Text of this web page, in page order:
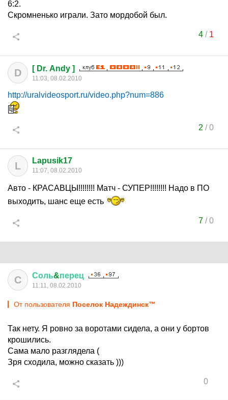
6:2.
Скромненько играли. Зато мордобой был.
4/ 1
D [ Dr. Andy ]
11:03, 08.02.2010
http://uralvideosport.ru/video.php?num=886
2 /0
L Lapusik17
11:07, 08.02.2010
Авто - КРАСАВЦЫ!!!!!!!! Матч - СУПЕР!!!!!!!! Надо в ПО
выходить, шанс еще есть
7/0
С Соль&перец
11:11, 08.02.2010
От пользователя Поселок Надеждинск™
Так нету. Я ровно за воротами сидела, а они у бортов
крошились.
Сама мало разглядела (
Зря сходила, можно сказать )))
0